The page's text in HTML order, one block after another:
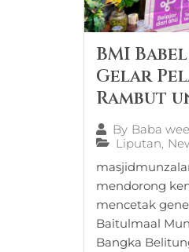
BMI
Gelar
Rambut
By Baba wee
Liputan
mendorong
mencetak
Baitulmaal
Bangka